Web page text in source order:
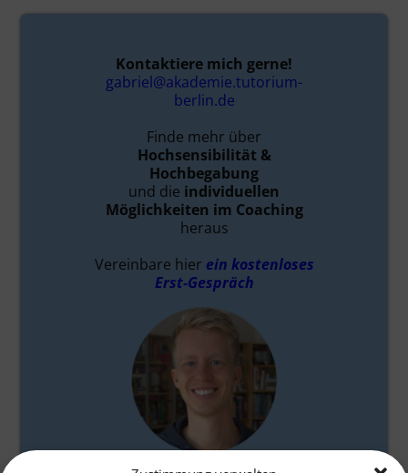
Kontaktiere mich gerne!
gabriel@akademie.tutorium-
berlin.de
Finde mehr über
Hochsensibilität &
Hochbegabung
und die individuellen
Möglichkeiten im Coaching
heraus
Vereinbare hier ein kostenloses
Erst-Gespräch